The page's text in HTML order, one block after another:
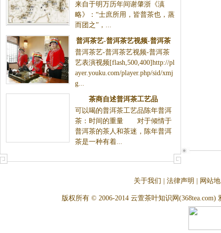
来自于明万历年间谢肇浙《滇
略》：“士庶所用，皆普茶也，蒸
而团之”，...
普洱茶艺-普洱茶艺视频-普洱茶
艺表演视频
普洱茶艺-普洱茶艺视频-普洱茶
艺表演视频[flash,500,400]http://pl
ayer.youku.com/player.php/sid/xmj
g...
茶商自述普洱茶工艺品
可以喝的普洱茶工艺品陈年普洱
茶：时间的重量 对于倾情于
普洱茶的茶人和茶迷，陈年普洱
茶是一种有着...
关于我们 法律声明 网站
版权所有 © 2006-2014 云萱茶叶知识网